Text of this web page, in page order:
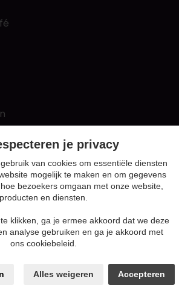
voorwaarden
Privacy en cookie policy
Sitemap
je privacy
van cookies om essentiële diensten
mogelijk te maken en om gegevens
bezoekers omgaan met onze website,
producten en diensten.
te klikken, ga je ermee akkoord dat we deze
analyse gebruiken en ga je akkoord met
ons cookiebeleid.
Alles weigeren Accepteren